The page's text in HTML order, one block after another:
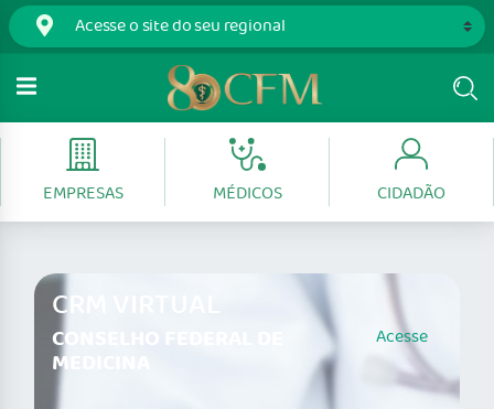
EMPRESAS MÉDICOS CIDADÃO
CRM VIRTUAL
CONSELHO FEDERAL DE
MEDICINA
Acesse